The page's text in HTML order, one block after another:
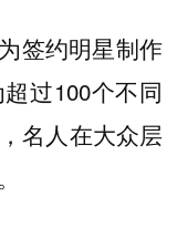
签约明星制作
过100个不同
名人在大众层